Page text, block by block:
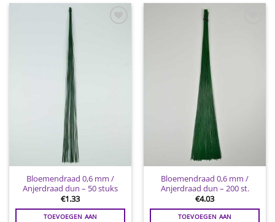
Bloemendraad 0,6 mm /
Anjerdraad dun – 50 stuks
€1.33
TOEVOEGEN AAN
Bloemendraad 0,6 mm /
Anjerdraad dun – 200 st.
€4.03
TOEVOEGEN AAN